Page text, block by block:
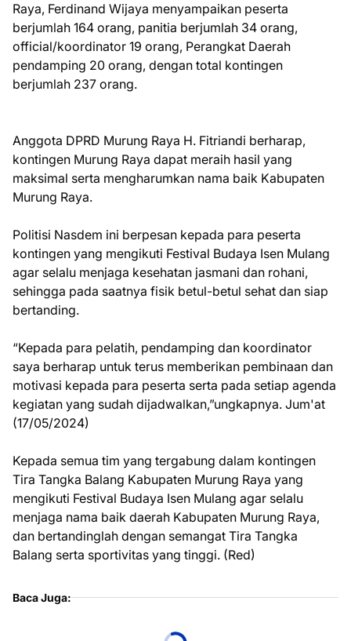
Raya, Ferdinand Wijaya menyampaikan peserta
berjumlah 164 orang, panitia berjumlah 34 orang,
official/koordinator 19 orang, Perangkat Daerah
pendamping 20 orang, dengan total kontingen
berjumlah 237 orang.
Anggota DPRD Murung Raya H. Fitriandi berharap,
kontingen Murung Raya dapat meraih hasil yang
maksimal serta mengharumkan nama baik Kabupaten
Murung Raya.
Politisi Nasdem ini berpesan kepada para peserta
kontingen yang mengikuti Festival Budaya Isen Mulang
agar selalu menjaga kesehatan jasmani dan rohani,
sehingga pada saatnya fisik betul-betul sehat dan siap
bertanding.
“Kepada para pelatih, pendamping dan koordinator
saya berharap untuk terus memberikan pembinaan dan
motivasi kepada para peserta serta pada setiap agenda
kegiatan yang sudah dijadwalkan,”ungkapnya. Jum'at
(17/05/2024)
Kepada semua tim yang tergabung dalam kontingen
Tira Tangka Balang Kabupaten Murung Raya yang
mengikuti Festival Budaya Isen Mulang agar selalu
menjaga nama baik daerah Kabupaten Murung Raya,
dan bertandinglah dengan semangat Tira Tangka
Balang serta sportivitas yang tinggi. (Red)
Baca Juga: